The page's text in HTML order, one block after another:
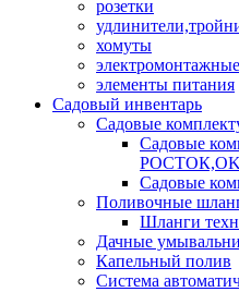
розетки
хомуты
элементы питания
Садовый инвентарь
Садовые
Садовые
Садовые
Поливочные
Шланги
Дачные
Капельный полив
Система